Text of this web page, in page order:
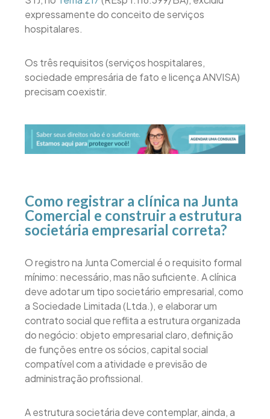
expressamente do conceito de serviços
hospitalares.
Os três requisitos (serviços hospitalares,
sociedade empresária de fato e licença ANVISA)
precisam coexistir.
Como registrar a clínica na Junta
Comercial e construir a estrutura
societária empresarial correta?
O registro na Junta Comercial é o requisito formal
mínimo: necessário, mas não suficiente. A clínica
deve adotar um tipo societário empresarial, como
a Sociedade Limitada (Ltda.), e elaborar um
contrato social que reflita a estrutura organizada
do negócio: objeto empresarial claro, definição
de funções entre os sócios, capital social
compatível com a atividade e previsão de
administração profissional.
A estrutura societária deve contemplar, ainda, a